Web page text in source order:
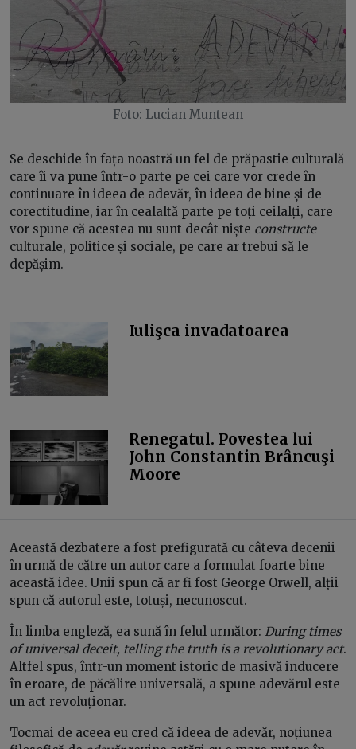
Foto: Lucian Muntean
Se deschide în fața noastră un fel de prăpastie culturală
care îi va pune într-o parte pe cei care vor crede în
continuare în ideea de adevăr, în ideea de bine și de
corectitudine, iar în cealaltă parte pe toți ceilalți, care
vor spune că acestea nu sunt decât niște constructe
culturale, politice și sociale, pe care ar trebui să le
depășim.
Iulişca invadatoarea
Renegatul. Povestea lui
John Constantin Brâncuşi
Moore
Această dezbatere a fost prefigurată cu câteva decenii
în urmă de către un autor care a formulat foarte bine
această idee. Unii spun că ar fi fost George Orwell, alții
spun că autorul este, totuși, necunoscut.
În limba engleză, ea sună în felul următor: During times
of universal deceit, telling the truth is a revolutionary act.
Altfel spus, într-un moment istoric de masivă inducere
în eroare, de păcălire universală, a spune adevărul este
un act revoluționar.
Tocmai de aceea eu cred că ideea de adevăr, noțiunea